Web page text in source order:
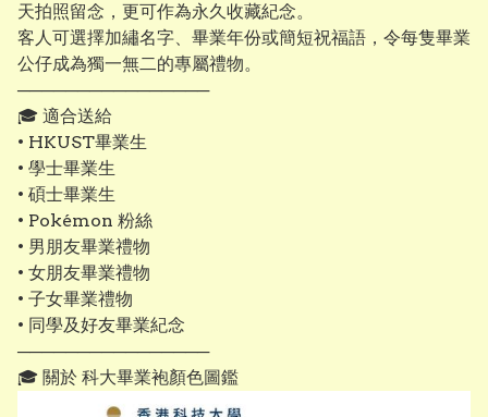
天拍照留念，更可作為永久收藏紀念。
客人可選擇加繡名字、畢業年份或簡短祝福語，令每隻畢業
公仔成為獨一無二的專屬禮物。
────────────────
🎓 適合送給
• HKUST畢業生
• 學士畢業生
• 碩士畢業生
• Pokémon 粉絲
• 男朋友畢業禮物
• 女朋友畢業禮物
• 子女畢業禮物
• 同學及好友畢業紀念
────────────────
🎓 關於 科大畢業袍顏色圖鑑